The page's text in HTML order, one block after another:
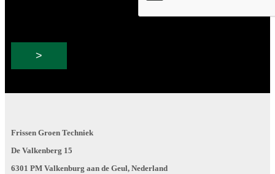
Frissen Groen Techniek
De Valkenberg 15
6301 PM Valkenburg aan de Geul, Nederland